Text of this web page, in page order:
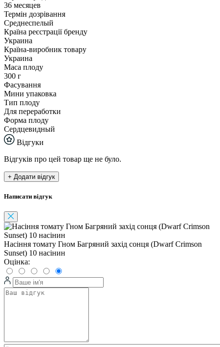
36 месяцев
Термін дозрівання
Среднеспелый
Країна реєстрації бренду
Украина
Країна-виробник товару
Украина
Маса плоду
300 г
Фасування
Мини упаковка
Тип плоду
Для переработки
Форма плоду
Сердцевидный
Відгуки
Відгуків про цей товар ще не було.
+ Додати відгук
Написати відгук
Насіння томату Гном Багряний захід сонця (Dwarf Crimson
Sunset) 10 насінин
Оцінка: